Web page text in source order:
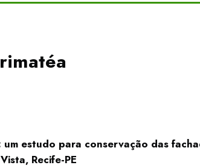
um estudo para conservação das
Recife-PE